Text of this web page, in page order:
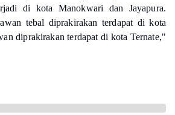
di kota Manokwari dan Jayapura.
tebal diprakirakan terdapat di kota
diprakirakan terdapat di kota Ternate,"